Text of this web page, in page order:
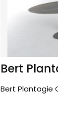
Bert
Bert Plantagie